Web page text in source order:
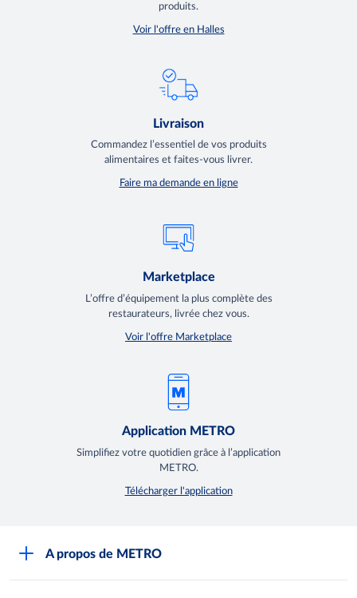
produits.
Voir l'offre en Halles
Livraison
Commandez l’essentiel de vos produits
alimentaires et faites-vous livrer.
Faire ma demande en ligne
Marketplace
L’offre d’équipement la plus complète des
restaurateurs, livrée chez vous.
Voir l'offre Marketplace
Application METRO
Simplifiez votre quotidien grâce à l’application
METRO.
Télécharger l'application
A propos de METRO